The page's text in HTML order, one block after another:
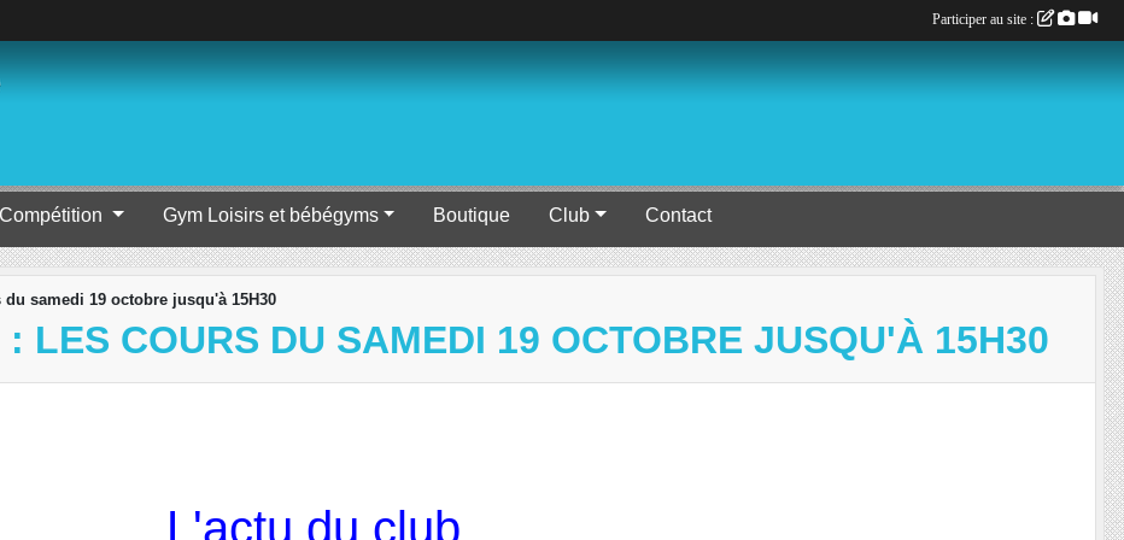
Gym Loisirs et bébégyms Boutique Club Contact
samedi 19 octobre jusqu'à 15H30
LES COURS DU SAMEDI 19 OCTOBRE JUSQU'À 15H30
L'actu du club
Participer au site :